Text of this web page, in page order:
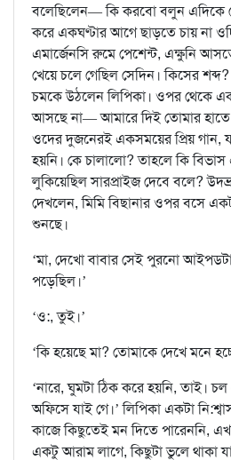
বলেছিলেন— কি করবো বলুন
করে একঘণ্টার আগে ছাড়তে চায় না
এমার্জেনসি রুমে পেশেন্ট, এক্ষুনি
খেয়ে চলে গেছিল সেদিন। কিসের
চমকে উঠলেন লিপিকা। ওপর থেকে
আসছে না— আমারে দিই তোমার
ওদের দুজনেরই একসময়ের প্রিয় গান,
হয়নি। কে চালালো? তাহলে কি
লুকিয়েছিল সারপ্রাইজ দেবে বলে?
দেখলেন, মিমি বিছানার ওপর বসে
শুনছে।
‘মা, দেখো বাবার সেই পুরনো আইপডটা
পড়েছিল।’
‘ও:, তুই।’
‘কি হয়েছে মা? তোমাকে দেখে মনে
‘নারে, ঘুমটা ঠিক করে হয়নি, তাই।
অফিসে যাই গে।’ লিপিকা একটা
কাজে কিছুতেই মন দিতে পারেননি,
একটু আরাম লাগে, কিছুটা ভুলে থাকা